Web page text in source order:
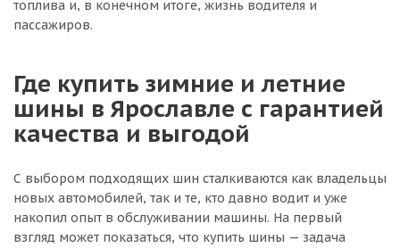
топлива и, в конечном итоге, жизнь водителя и
пассажиров.
Где купить зимние и летние
шины в Ярославле с гарантией
качества и выгодой
С выбором подходящих шин сталкиваются как владельцы
новых автомобилей, так и те, кто давно водит и уже
накопил опыт в обслуживании машины. На первый
взгляд может показаться, что купить шины — задача